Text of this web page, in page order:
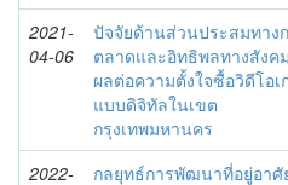
2021-
04-06
ปัจจัยด้านส่วนประสมทาง
ตลาดและอิทธิพลทางสังค
ผลต่อความตั้งใจซื้อวิดีโอเ
แบบดิจิทัลในเขต
กรุงเทพมหานคร
2022- กลยุทธ์การพัฒนาที่อยู่อาศั